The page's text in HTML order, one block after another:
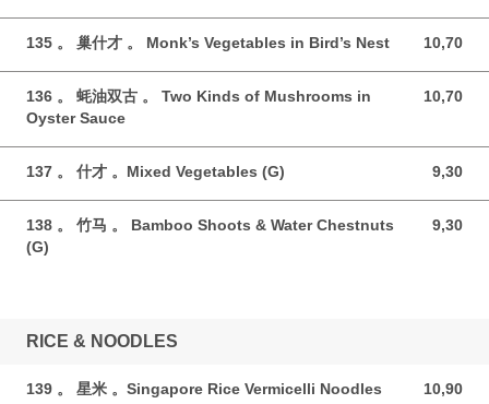
135 。 巢什才 。 Monk’s Vegetables in Bird’s Nest 10,70
10,70 GBP
136 。 蚝油双古 。 Two Kinds of Mushrooms in
Oyster Sauce
10,70
10,70 GBP
137 。 什才 。Mixed Vegetables (G) 9,30
9,30 GBP
138 。 竹马 。 Bamboo Shoots & Water Chestnuts
(G)
9,30
9,30 GBP
RICE & NOODLES
139 。 星米 。Singapore Rice Vermicelli Noodles 10,90
10,90 GBP